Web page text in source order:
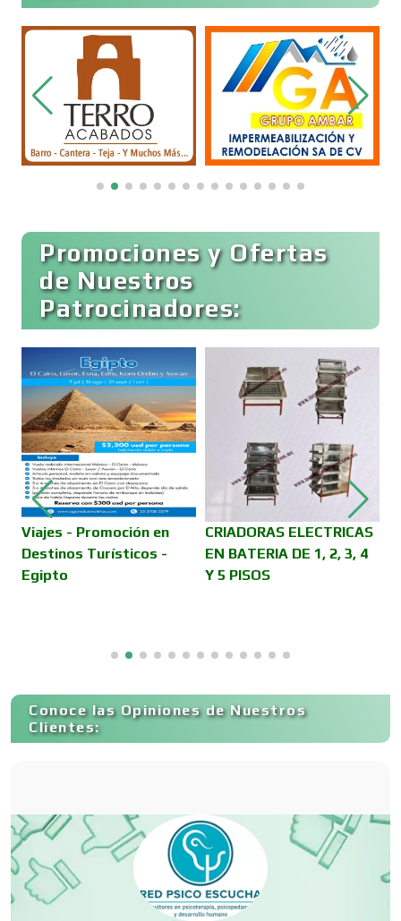
Clínicas de Belleza
Clínicas de Rehabilitación
Clínicas y Hospitales
Clubes Deportivos
Cocinas Integrales
Combustibles y Lubricantes
Compresores de aire
Computadoras
Conferencias Empresariales
Contadores
Conversiones Automotrices
Promociones y Ofertas
de Nuestros
Patrocinadores:
Viajes - Promoción en
Destinos Turísticos -
Egipto
CRIADORAS ELECTRICAS
EN BATERIA DE 1, 2, 3, 4
Y 5 PISOS
Conoce las Opiniones de Nuestros
Clientes: